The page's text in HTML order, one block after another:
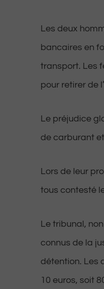
Les deux
bancaires en
transport. Les
pour retirer de
Le préjudice
de carburant
Lors de leur
tous contesté
Le tribunal,
connus de la
détention. Les
10 euros, soit